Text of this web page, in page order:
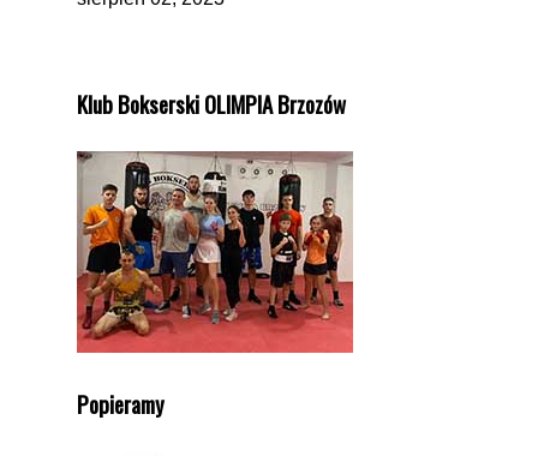
Klub Bokserski OLIMPIA Brzozów
Popieramy